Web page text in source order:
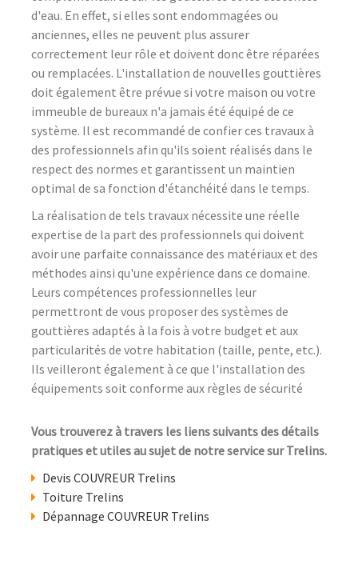
d'eau. En effet, si elles sont endommagées ou
anciennes, elles ne peuvent plus assurer
correctement leur rôle et doivent donc être réparées
ou remplacées. L'installation de nouvelles gouttières
doit également être prévue si votre maison ou votre
immeuble de bureaux n'a jamais été équipé de ce
système. Il est recommandé de confier ces travaux à
des professionnels afin qu'ils soient réalisés dans le
respect des normes et garantissent un maintien
optimal de sa fonction d'étanchéité dans le temps.
La réalisation de tels travaux nécessite une réelle
expertise de la part des professionnels qui doivent
avoir une parfaite connaissance des matériaux et des
méthodes ainsi qu'une expérience dans ce domaine.
Leurs compétences professionnelles leur
permettront de vous proposer des systèmes de
gouttières adaptés à la fois à votre budget et aux
particularités de votre habitation (taille, pente, etc.).
Ils veilleront également à ce que l'installation des
équipements soit conforme aux règles de sécurité
Vous trouverez à travers les liens suivants des détails
pratiques et utiles au sujet de notre service sur Trelins.
Devis COUVREUR Trelins
Toiture Trelins
Dépannage COUVREUR Trelins